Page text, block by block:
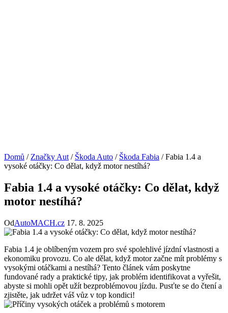
Domů / Značky Aut / Škoda Auto / Škoda Fabia / Fabia 1.4 a
vysoké otáčky: Co dělat, když motor nestíhá?
Fabia 1.4 a vysoké otáčky: Co dělat, když
motor nestíhá?
OdAutoMACH.cz 17. 8. 2025
Fabia 1.4 je oblíbeným vozem pro své spolehlivé jízdní ‍vlastnosti a
ekonomiku provozu.‌ Co ale dělat, když motor začne ‍mít ⁣problémy s
vysokými otáčkami a nestíhá? Tento článek vám poskytne
fundované rady a praktické tipy, ⁤jak problém identifikovat⁣ a ‍vyřešit,
abyste si‌ mohli opět ​užít bezproblémovou jízdu. Pusťte se do čtení a
‌zjistěte, jak udržet váš vůz v top kondici!